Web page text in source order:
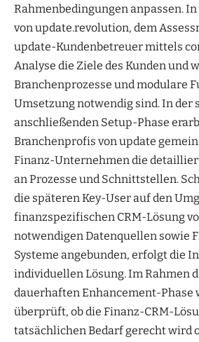
Rahmenbedingungen anpassen.
von update.revolution, dem
update-Kundenbetreuer mittels
Analyse die Ziele des Kunden und
Branchenprozesse und modulare
Umsetzung notwendig sind. In der
anschließenden Setup-Phase
Branchenprofis von update
Finanz-Unternehmen die
an Prozesse und Schnittstellen.
die späteren Key-User auf den
finanzspezifischen CRM-Lösung
notwendigen Datenquellen sowie
Systeme angebunden, erfolgt die
individuellen Lösung. Im Rahmen
dauerhaften Enhancement-Phase
überprüft, ob die Finanz-CRM-
tatsächlichen Bedarf gerecht wird